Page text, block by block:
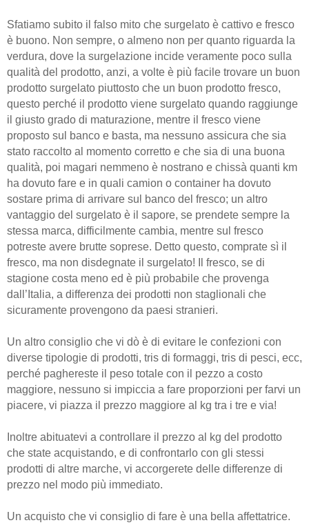
Sfatiamo subito il falso mito che surgelato è cattivo e fresco
è buono. Non sempre, o almeno non per quanto riguarda la
verdura, dove la surgelazione incide veramente poco sulla
qualità del prodotto, anzi, a volte è più facile trovare un buon
prodotto surgelato piuttosto che un buon prodotto fresco,
questo perché il prodotto viene surgelato quando raggiunge
il giusto grado di maturazione, mentre il fresco viene
proposto sul banco e basta, ma nessuno assicura che sia
stato raccolto al momento corretto e che sia di una buona
qualità, poi magari nemmeno è nostrano e chissà quanti km
ha dovuto fare e in quali camion o container ha dovuto
sostare prima di arrivare sul banco del fresco; un altro
vantaggio del surgelato è il sapore, se prendete sempre la
stessa marca, difficilmente cambia, mentre sul fresco
potreste avere brutte soprese. Detto questo, comprate sì il
fresco, ma non disdegnate il surgelato! Il fresco, se di
stagione costa meno ed è più probabile che provenga
dall’Italia, a differenza dei prodotti non staglionali che
sicuramente provengono da paesi stranieri.
Un altro consiglio che vi dò è di evitare le confezioni con
diverse tipologie di prodotti, tris di formaggi, tris di pesci, ecc,
perché paghereste il peso totale con il pezzo a costo
maggiore, nessuno si impiccia a fare proporzioni per farvi un
piacere, vi piazza il prezzo maggiore al kg tra i tre e via!
Inoltre abituatevi a controllare il prezzo al kg del prodotto
che state acquistando, e di confrontarlo con gli stessi
prodotti di altre marche, vi accorgerete delle differenze di
prezzo nel modo più immediato.
Un acquisto che vi consiglio di fare è una bella affettatrice.